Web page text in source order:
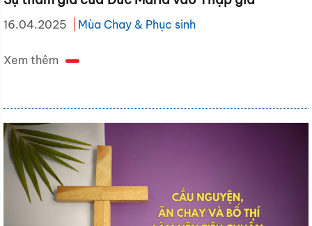
16.04.2025 Mùa Chay & Phục sinh
Xem thêm